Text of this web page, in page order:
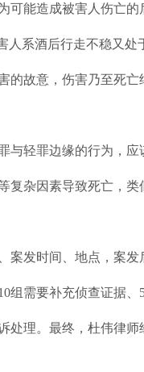
能造成被害人伤亡
系酒后行走不稳又
故意，伤害乃至死
轻罪边缘的行为，
杂因素导致死亡，
发时间、地点，案
需要补充侦查证据
理。最终，杜伟律